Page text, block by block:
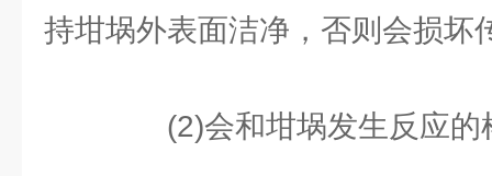
持坩埚外表面洁净，否则会损坏
(2)会和坩埚发生反应的